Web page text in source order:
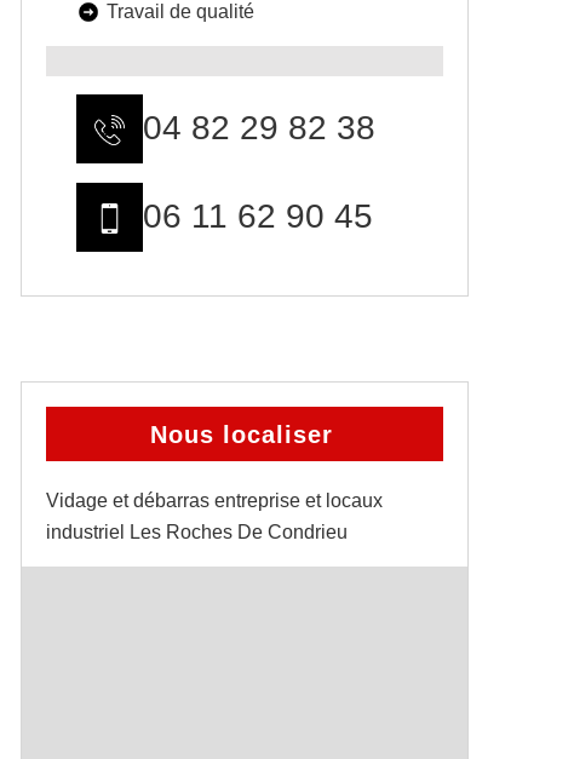
Travail de qualité
04 82 29 82 38
06 11 62 90 45
Nous localiser
Vidage et débarras entreprise et locaux
industriel Les Roches De Condrieu